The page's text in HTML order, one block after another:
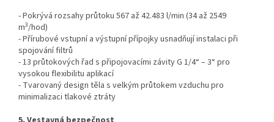
- Pokrývá rozsahy průtoku 567 až 42.483 l/min (34 až 2549
m3/hod)
- Přírubové vstupní a výstupní přípojky usnadňují instalaci při
spojování filtrů
- 13 průtokových řad s připojovacími závity G 1/4“ – 3“ pro
vysokou flexibilitu aplikací
- Tvarovaný design těla s velkým průtokem vzduchu pro
minimalizaci tlakové ztráty